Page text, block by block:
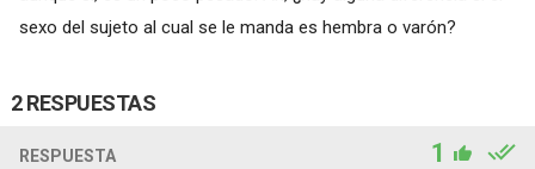
sexo del sujeto al cual se le manda es hembra o varón?
2 RESPUESTAS
RESPUESTA 1